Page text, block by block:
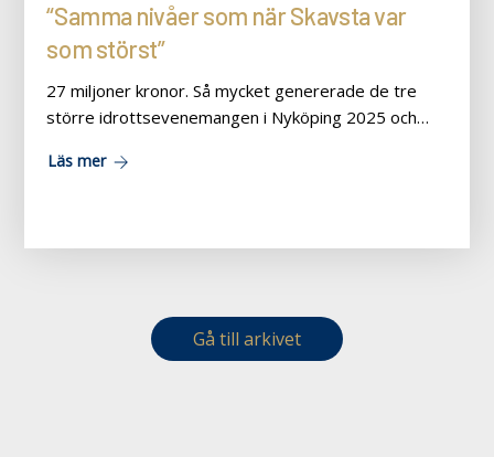
“Samma nivåer som när Skavsta var
som störst”
27 miljoner kronor. Så mycket genererade de tre
större idrottsevenemangen i Nyköping 2025 och…
Läs mer
Gå till arkivet